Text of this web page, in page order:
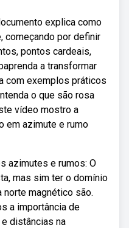
explica como
começando por definir
pontos cardeais,
a transformar
com exemplos práticos
o que são rosa
vídeo mostro a
em azimute e rumo
azimutes e rumos: O
mas sim ter o domínio
magnético são.
a importância de
distâncias na